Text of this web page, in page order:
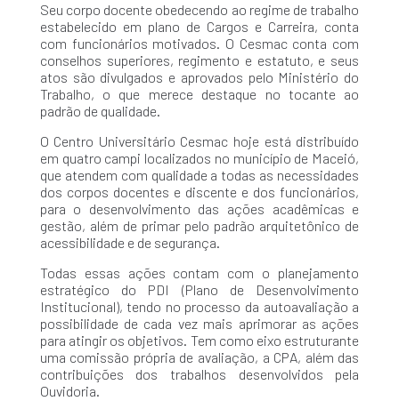
Seu corpo docente obedecendo ao regime de trabalho
estabelecido em plano de Cargos e Carreira, conta
com funcionários motivados. O Cesmac conta com
conselhos superiores, regimento e estatuto, e seus
atos são divulgados e aprovados pelo Ministério do
Trabalho, o que merece destaque no tocante ao
padrão de qualidade.
O Centro Universitário Cesmac hoje está distribuído
em quatro campi localizados no município de Maceió,
que atendem com qualidade a todas as necessidades
dos corpos docentes e discente e dos funcionários,
para o desenvolvimento das ações acadêmicas e
gestão, além de primar pelo padrão arquitetônico de
acessibilidade e de segurança.
Todas essas ações contam com o planejamento
estratégico do PDI (Plano de Desenvolvimento
Institucional), tendo no processo da autoavaliação a
possibilidade de cada vez mais aprimorar as ações
para atingir os objetivos. Tem como eixo estruturante
uma comissão própria de avaliação, a CPA, além das
contribuições dos trabalhos desenvolvidos pela
Ouvidoria.